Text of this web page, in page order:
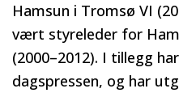
Hamsun i Tromsø VI
vært styreleder for
(2000–2012). I tillegg
dagspressen, og har